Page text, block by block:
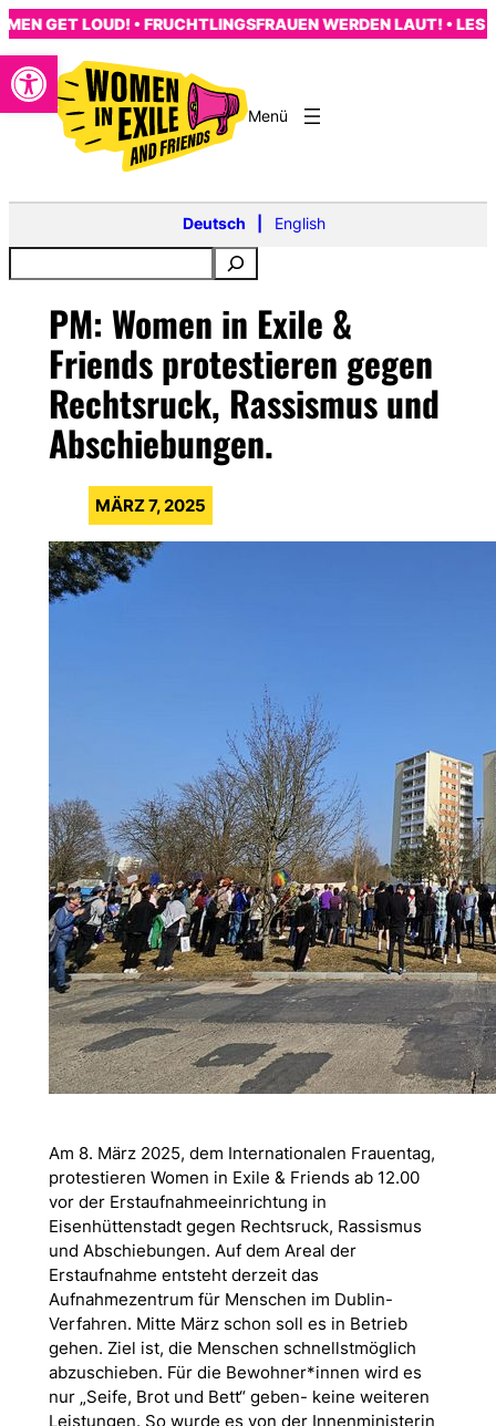
Open toolbar
Zum
Inhalt
springen
GET LOUD! • FRUCHTLINGSFRAUEN WERDEN LAUT! • LES
Deutsch English
PM: Women in Exile &
Friends protestieren gegen
Rechtsruck, Rassismus und
Abschiebungen.
MÄRZ 7, 2025
Am 8. März 2025, dem Internationalen Frauentag,
protestieren Women in Exile & Friends ab 12.00
vor der Erstaufnahmeeinrichtung in
Eisenhüttenstadt gegen Rechtsruck, Rassismus
und Abschiebungen. Auf dem Areal der
Erstaufnahme entsteht derzeit das
Aufnahmezentrum für Menschen im Dublin-
Verfahren. Mitte März schon soll es in Betrieb
gehen. Ziel ist, die Menschen schnellstmöglich
abzuschieben. Für die Bewohner*innen wird es
nur „Seife, Brot und Bett“ geben- keine weiteren
Leistungen. So wurde es von der Innenministerin